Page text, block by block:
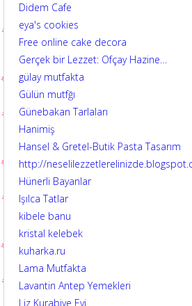
Didem Cafe
eya's cookies
Free online cake decora
Gerçek bir Lezzet: Ofçay Hazine…
gülay mutfakta
Gülün mutfğı
Günebakan Tarlaları
Hanimiş
Hansel & Gretel-Butik Pasta Tasarım
http://
Hünerli Bayanlar
Işılca Tatlar
kibele banu
kristal kelebek
kuharka.ru
Lama Mutfakta
Lavantin Antep Yemekleri
Liz Kurabiye Evi